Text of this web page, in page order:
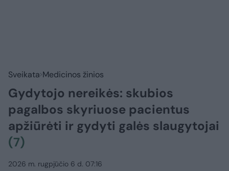
Sveikata Medicinos žinios
Gydytojo nereikės: skubios
pagalbos skyriuose pacientus
apžiūrėti ir gydyti galės slaugytojai
(7)
2026 m. rugpjūčio 6 d. 07:16